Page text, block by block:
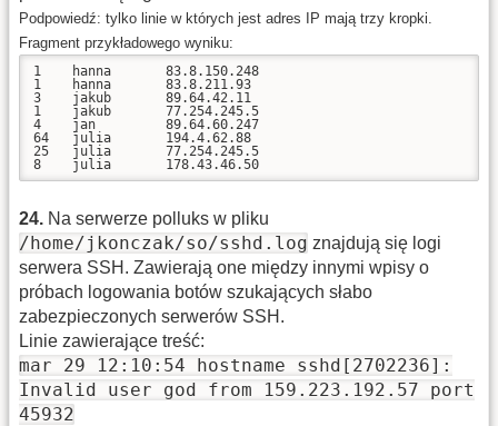
Podpowiedź: tylko linie w których jest adres IP mają trzy kropki.
Fragment przykładowego wyniku:
1    hanna       83.8.150.248
1    hanna       83.8.211.93
3    jakub       89.64.42.11
1    jakub       77.254.245.5
4    jan         89.64.60.247
64   julia       194.4.62.88
25   julia       77.254.245.5
24. Na serwerze polluks w pliku
/home/jkonczak/so/sshd.log znajdują się logi
serwera SSH. Zawierają one między innymi wpisy o
próbach logowania botów szukających słabo
zabezpieczonych serwerów SSH.
Linie zawierające treść:
mar 29 12:10:54 hostname sshd[2702236]:
Invalid user god from 159.223.192.57 port
45932